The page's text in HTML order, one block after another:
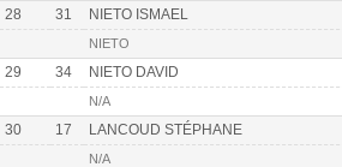
28 31 NIETO ISMAEL
NIETO
29 34 NIETO DAVID
N/A
30 17 LANCOUD STÉPHANE
N/A